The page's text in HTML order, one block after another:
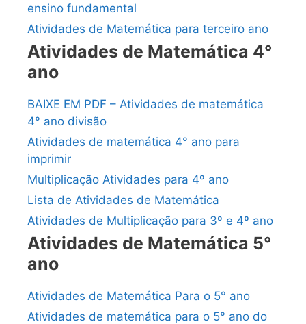
ensino fundamental
Atividades de Matemática para terceiro ano
Atividades de Matemática 4°
ano
BAIXE EM PDF – Atividades de matemática
4° ano divisão
Atividades de matemática 4° ano para
imprimir
Multiplicação Atividades para 4º ano
Lista de Atividades de Matemática
Atividades de Multiplicação para 3º e 4º ano
Atividades de Matemática 5°
ano
Atividades de Matemática Para o 5° ano
Atividades de matemática para o 5° ano do